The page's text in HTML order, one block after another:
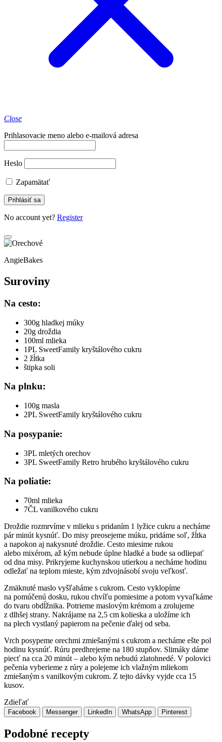
Close
Prihlasovacie meno alebo e-mailová adresa
Heslo
Zapamätať
No account yet? Register
AngieBakes
Suroviny
Na cesto:
300g hladkej múky
20g droždia
100ml mlieka
1PL SweetFamily kryštálového cukru
2 žĺtka
štipka soli
Na plnku:
100g masla
2PL SweetFamily kryštálového cukru
Na posypanie:
3PL mletých orechov
3PL SweetFamily Retro hrubého kryštálového cukru
Na poliatie:
70ml mlieka
7ČL vanilkového cukru
Droždie rozmrvíme v mlieku s pridaním 1 lyžice cukru a necháme
pár minút kysnúť. Do misy preosejeme múku, pridáme soľ, žĺtka
a napokon aj nakysnuté droždie. Cesto miesime rukou
alebo mixérom, až kým nebude úplne hladké a bude sa odliepať
od dna misy. Prikryjeme kuchynskou utierkou a necháme hodinu
odležať na teplom mieste, kým zdvojnásobí svoju veľkosť.
Zmäknuté maslo vyšľaháme s cukrom. Cesto vyklopíme
na pomúčenú dosku, rukou chvíľu pomiesime a potom vyvaľkáme
do tvaru obdĺžnika. Potrieme maslovým krémom a zrolujeme
z dlhšej strany. Nakrájame na 2,5 cm kolieska a uložíme ich
na plech vystlaný papierom na pečenie ďalej od seba.
Vrch posypeme orechmi zmiešanými s cukrom a necháme ešte pol
hodinu kysnúť. Rúru predhrejeme na 180 stupňov. Slimáky dáme
piecť na cca 20 minút – alebo kým nebudú zlatohnedé. V polovici
pečenia vyberieme z rúry a polejeme ich vlažným mliekom
zmiešaným s vanilkovým cukrom. Z tejto dávky vyjde cca 15
kusov.
Zdieľať
Facebook Messenger LinkedIn WhatsApp Pinterest
Podobné recepty